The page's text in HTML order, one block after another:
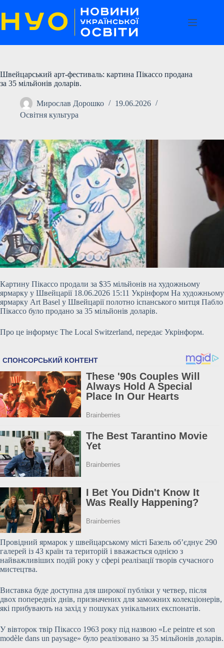
до
вмісту
Швейцарський арт-фестиваль: картина Пікассо продана
за 35 мільйонів доларів.
Мирослав Дорошко
19.06.2026
Освітня культура
Картину Пікассо продали за $35 мільйонів на художньому
ярмарку у Швейцарії 18.06.2026 15:11 Укрінформ На художньому
ярмарку Art Basel у Швейцарії полотно іспанського митця Пабло
Пікассо було продано за 35 мільйонів доларів.
Про це інформує The Local Switzerland, передає Укрінформ.
Провідний ярмарок у швейцарському місті Базель об’єднує 290
галерей із 43 країн та територій і вважається однією з
найважливіших подій року у сфері реалізації творів сучасного
мистецтва.
Виставка буде доступна для широкої публіки у четвер, після
двох попередніх днів, призначених для заможних колекціонерів,
які прибувають на захід у пошуках унікальних експонатів.
У вівторок твір Пікассо 1963 року під назвою «Le peintre et son
modèle dans un paysage» було реалізовано за 35 мільйонів доларів.